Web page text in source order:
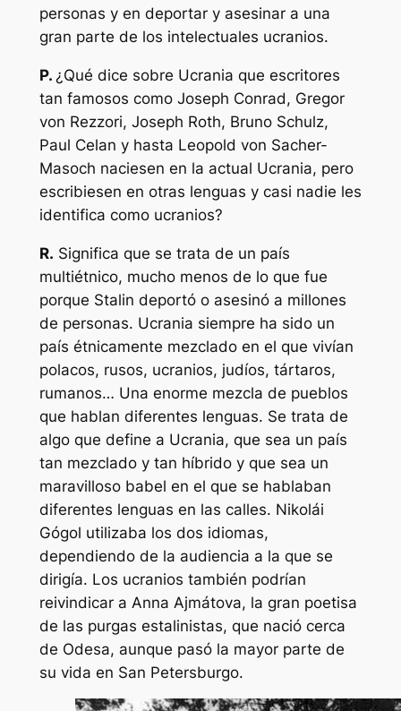
personas y en deportar y asesinar a una
gran parte de los intelectuales ucranios.
P. ¿Qué dice sobre Ucrania que escritores
tan famosos como Joseph Conrad, Gregor
von Rezzori, Joseph Roth, Bruno Schulz,
Paul Celan y hasta Leopold von Sacher-
Masoch naciesen en la actual Ucrania, pero
escribiesen en otras lenguas y casi nadie les
identifica como ucranios?
R. Significa que se trata de un país
multiétnico, mucho menos de lo que fue
porque Stalin deportó o asesinó a millones
de personas. Ucrania siempre ha sido un
país étnicamente mezclado en el que vivían
polacos, rusos, ucranios, judíos, tártaros,
rumanos… Una enorme mezcla de pueblos
que hablan diferentes lenguas. Se trata de
algo que define a Ucrania, que sea un país
tan mezclado y tan híbrido y que sea un
maravilloso babel en el que se hablaban
diferentes lenguas en las calles. Nikolái
Gógol utilizaba los dos idiomas,
dependiendo de la audiencia a la que se
dirigía. Los ucranios también podrían
reivindicar a Anna Ajmátova, la gran poetisa
de las purgas estalinistas, que nació cerca
de Odesa, aunque pasó la mayor parte de
su vida en San Petersburgo.